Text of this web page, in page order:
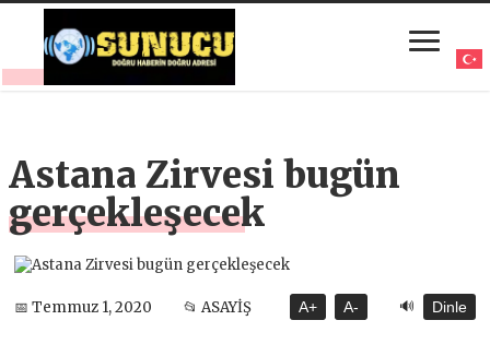
Astana Zirvesi bugün
gerçekleşecek
📅 Temmuz 1, 2020 📂 ASAYİŞ A+ A- 🔊 Dinle